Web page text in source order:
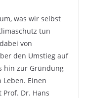
was wir selbst
tun
von
den Umstieg auf
hin zur Gründung
Einen
Dr. Hans